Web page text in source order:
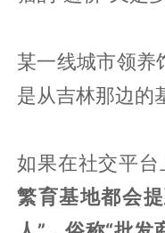
某一线城市领养
是从吉林那边的
如果在社交平
繁育基地都会